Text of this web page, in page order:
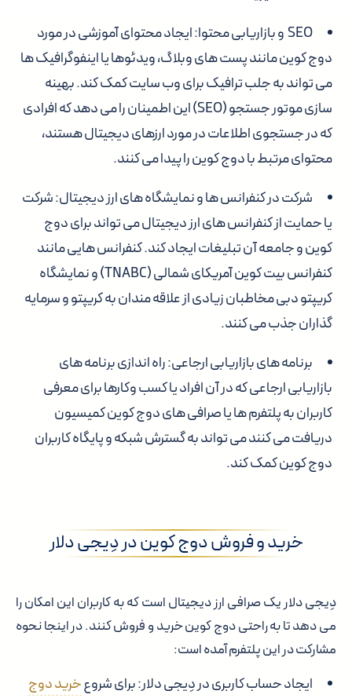
SEO و بازاریابی محتوا: ایجاد محتوای آموزشی در مورد
دوج کوین مانند پست های وبلاگ، ویدئوها یا اینفوگرافیک ها
می تواند به جلب ترافیک برای وب سایت کمک کند. بهینه
سازی موتور جستجو (SEO) این اطمینان را می دهد که افرادی
که در جستجوی اطلاعات در مورد ارزهای دیجیتال هستند،
محتوای مرتبط با دوج کوین را پیدا می کنند.
شرکت در کنفرانس ها و نمایشگاه های ارز دیجیتال: شرکت
یا حمایت از کنفرانس های ارز دیجیتال می تواند برای دوج
کوین و جامعه آن تبلیغات ایجاد کند. کنفرانس هایی مانند
کنفرانس بیت کوین آمریکای شمالی (TNABC) و نمایشگاه
کریپتو دبی مخاطبان زیادی از علاقه مندان به کریپتو و سرمایه
گذاران جذب می کنند.
برنامه های بازاریابی ارجاعی: راه اندازی برنامه های
بازاریابی ارجاعی که در آن افراد یا کسب وکارها برای معرفی
کاربران به پلتفرم ها یا صرافی های دوج کوین کمیسیون
دریافت می کنند می تواند به گسترش شبکه و پایگاه کاربران
دوج کوین کمک کند.
خرید و فروش دوج کوین در دِیجی دلار
دِیجی دلار یک صرافی ارز دیجیتال است که به کاربران این امکان را
می دهد تا به راحتی دوج کوین خرید و فروش کنند. در اینجا نحوه
مشارکت در این پلتفرم آمده است:
ایجاد حساب کاربری در دِیجی دلار: برای شروعخرید دوج